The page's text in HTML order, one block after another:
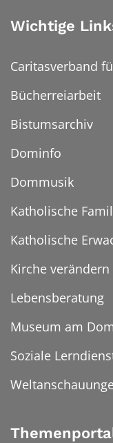
Wichtige
Caritasverband
Bücherreiarbeit
Bistumsarchiv
Dominfo
Dommusik
Katholische
Katholische
Kirche verändern
Lebensberatung
Museum am
Soziale